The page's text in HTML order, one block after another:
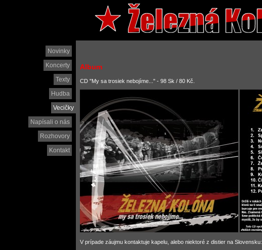
Novinky
Koncerty
Texty
Hudba
Vecičky
Napísali o nás
Rozhovory
Kontakt
Album
CD "My sa trosiek nebojíme..." - 98 Sk / 80 Kč.
V prípade záujmu kontaktuje kapelu, alebo niektoré z distier na Slovensku: